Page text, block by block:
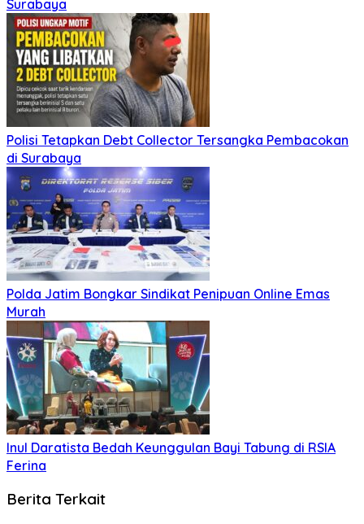
Surabaya
Polisi Tetapkan Debt Collector Tersangka Pembacokan
di Surabaya
Polda Jatim Bongkar Sindikat Penipuan Online Emas
Murah
Inul Daratista Bedah Keunggulan Bayi Tabung di RSIA
Ferina
Berita Terkait